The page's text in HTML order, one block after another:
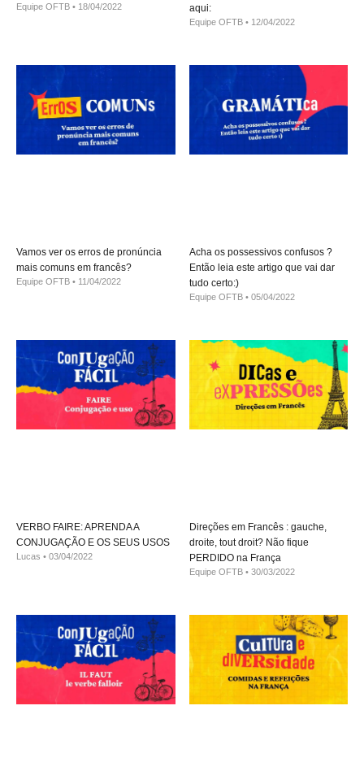
Equipe OFTB 18/04/2022
aqui:
Equipe OFTB 12/04/2022
Vamos ver os erros de pronúncia
mais comuns em francês?
Equipe OFTB 11/04/2022
Acha os possessivos confusos ?
Então leia este artigo que vai dar
tudo certo:)
Equipe OFTB 05/04/2022
VERBO FAIRE: APRENDA A
CONJUGAÇÃO E OS SEUS USOS
Lucas 03/04/2022
Direções em Francês : gauche,
droite, tout droit? Não fique
PERDIDO na França
Equipe OFTB 30/03/2022